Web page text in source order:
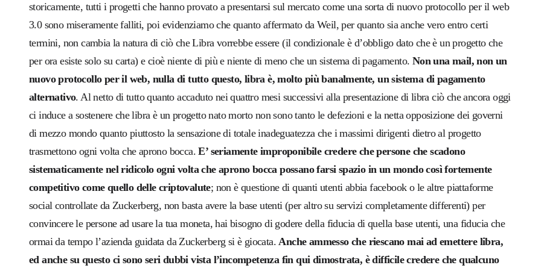
storicamente, tutti i progetti che hanno provato a presentarsi sul mercato come una sorta di nuovo protocollo per il web
3.0 sono miseramente falliti, poi evidenziamo che quanto affermato da Weil, per quanto sia anche vero entro certi
termini, non cambia la natura di ciò che Libra vorrebbe essere (il condizionale è d’obbligo dato che è un progetto che
per ora esiste solo su carta) e cioè niente di più e niente di meno che un sistema di pagamento. Non una mail, non un
nuovo protocollo per il web, nulla di tutto questo, libra è, molto più banalmente, un sistema di pagamento
alternativo. Al netto di tutto quanto accaduto nei quattro mesi successivi alla presentazione di libra ciò che ancora oggi
ci induce a sostenere che libra è un progetto nato morto non sono tanto le defezioni e la netta opposizione dei governi
di mezzo mondo quanto piuttosto la sensazione di totale inadeguatezza che i massimi dirigenti dietro al progetto
trasmettono ogni volta che aprono bocca.E’ seriamente improponibile credere che persone che scadono
sistematicamente nel ridicolo ogni volta che aprono bocca possano farsi spazio in un mondo così fortemente
competitivo come quello delle criptovalute; non è questione di quanti utenti abbia facebook o le altre piattaforme
social controllate da Zuckerberg, non basta avere la base utenti (per altro su servizi completamente differenti) per
convincere le persone ad usare la tua moneta, hai bisogno di godere della fiducia di quella base utenti, una fiducia che
ormai da tempo l’azienda guidata da Zuckerberg si è giocata.Anche ammesso che riescano mai ad emettere libra,
ed anche su questo ci sono seri dubbi vista l’incompetenza fin qui dimostrata, è difficile credere che qualcuno